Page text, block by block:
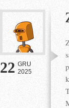
22 GRU
2025